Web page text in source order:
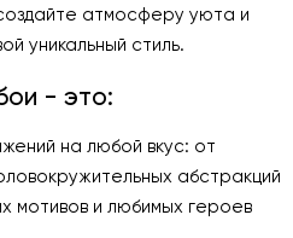
атмосферу уюта и
уникальный стиль.
- это:
на любой вкус: от
абстракций
мотивов и любимых героев